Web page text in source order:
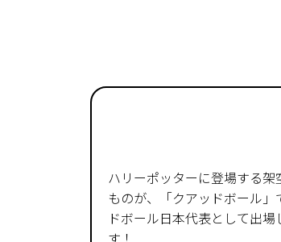
ハリーポッターに登場する
ものが、「クアッドボール
ドボール日本代表として出
す！